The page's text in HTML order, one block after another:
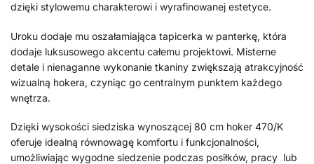
dzięki stylowemu charakterowi i wyrafinowanej estetyce.
Uroku dodaje mu oszałamiająca tapicerka w panterkę, która
dodaje luksusowego akcentu całemu projektowi. Misterne
detale i nienaganne wykonanie tkaniny zwiększają atrakcyjność
wizualną hokera, czyniąc go centralnym punktem każdego
wnętrza.
Dzięki wysokości siedziska wynoszącej 80 cm hoker 470/K
oferuje idealną równowagę komfortu i funkcjonalności,
umożliwiając wygodne siedzenie podczas posiłków, pracy lub